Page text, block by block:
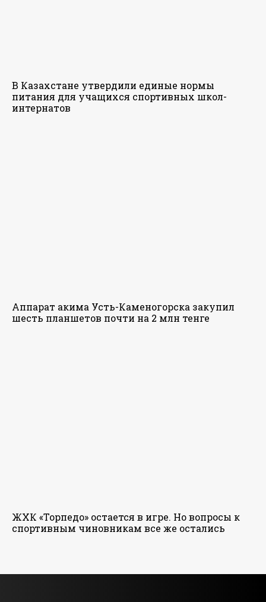
В Казахстане утвердили единые нормы
питания для учащихся спортивных школ-
интернатов
Аппарат акима Усть-Каменогорска закупил
шесть планшетов почти на 2 млн тенге
ЖХК «Торпедо» остается в игре. Но вопросы к
спортивным чиновникам все же остались